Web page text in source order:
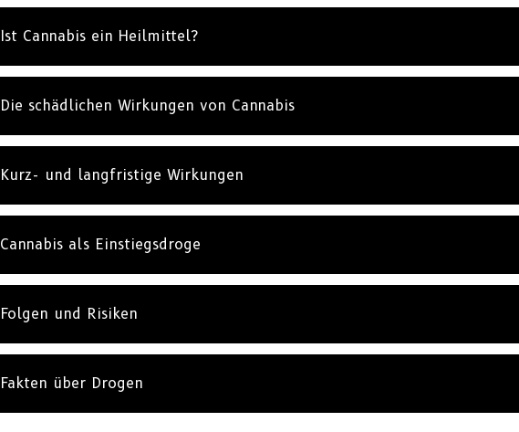
Ist Cannabis ein Heilmittel?
Die schädlichen Wirkungen von Cannabis
Kurz- und langfristige Wirkungen
Cannabis als Einstiegsdroge
Folgen und Risiken
Fakten über Drogen